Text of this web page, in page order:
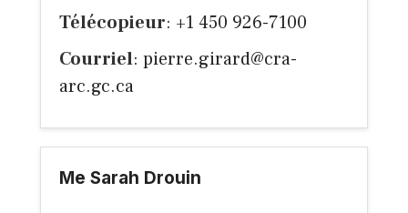
Télécopieur: +1 450 926-7100
Courriel: pierre.girard@cra-
arc.gc.ca
Me Sarah Drouin